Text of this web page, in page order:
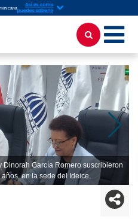
Dinorah García Romero suscribieron
en la sede del Ideice.